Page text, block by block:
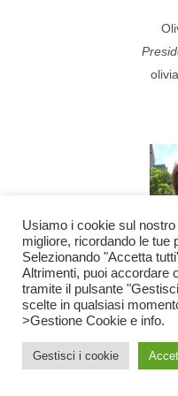
Usiamo i cookie sul
migliore, ricordando le tue
Selezionando "Accetta
Altrimenti, puoi accordare
tramite il pulsante
scelte in qualsiasi
>Gestione Cookie e info.
Gestisci i cookie